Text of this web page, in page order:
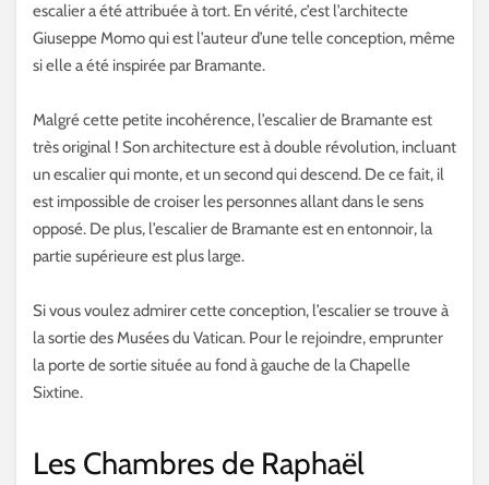
escalier a été attribuée à tort. En vérité, c’est l’architecte
Giuseppe Momo qui est l’auteur d’une telle conception, même
si elle a été inspirée par Bramante.
Malgré cette petite incohérence, l’escalier de Bramante est
très original ! Son architecture est à double révolution, incluant
un escalier qui monte, et un second qui descend. De ce fait, il
est impossible de croiser les personnes allant dans le sens
opposé. De plus, l’escalier de Bramante est en entonnoir, la
partie supérieure est plus large.
Si vous voulez admirer cette conception, l’escalier se trouve à
la sortie des Musées du Vatican. Pour le rejoindre, emprunter
la porte de sortie située au fond à gauche de la Chapelle
Sixtine.
Les Chambres de Raphaël